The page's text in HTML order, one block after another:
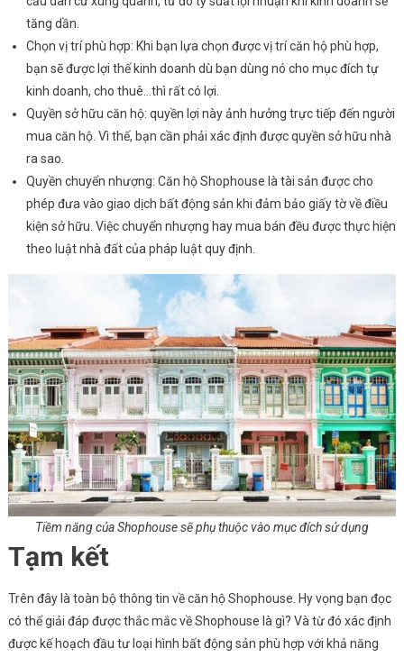
tăng dần.
Chọn vị trí phù hợp: Khi bạn lựa chọn được vị trí căn hộ phù hợp,
bạn sẽ được lợi thế kinh doanh dù bạn dùng nó cho mục đích tự
kinh doanh, cho thuê…thì rất có lợi.
Quyền sở hữu căn hộ: quyền lợi này ảnh hưởng trực tiếp đến người
mua căn hộ. Vì thế, bạn cần phải xác định được quyền sở hữu nhà
ra sao.
Quyền chuyển nhượng: Căn hộ Shophouse là tài sản được cho
phép đưa vào giao dịch bất động sản khi đảm bảo giấy tờ về điều
kiện sở hữu. Việc chuyển nhượng hay mua bán đều được thực hiện
theo luật nhà đất của pháp luật quy định.
Tiềm năng của Shophouse sẽ phụ thuộc vào mục đích sử dụng
Tạm kết
Trên đây là toàn bộ thông tin về căn hộ Shophouse. Hy vọng bạn đọc
có thể giải đáp được thắc mắc về Shophouse là gì? Và từ đó xác định
được kế hoạch đầu tư loại hình bất động sản phù hợp với khả năng